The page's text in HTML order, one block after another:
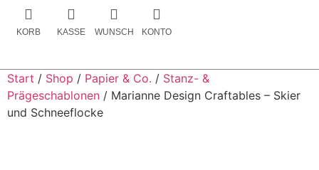
KORB KASSE WUNSCH KONTO
Start / Shop / Papier & Co. / Stanz- &
Prägeschablonen / Marianne Design Craftables – Skier
und Schneeflocke